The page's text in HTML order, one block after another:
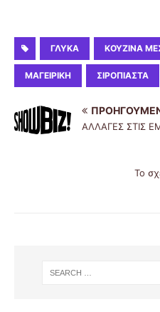
ΓΛΥΚΆ ΚΟΥΖΊΝΑ
ΜΑΓΕΙΡΙΚΉ ΣΙΡΟΠΙΑΣΤΆ
ΑΛΛΑΓΕΣ ΣΤΙΣ
Το